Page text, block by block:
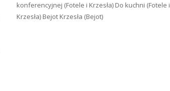
konferencyjnej (Fotele i Krzesła) Do kuchni (Fotele i
Krzesła) Bejot Krzesła (Bejot)